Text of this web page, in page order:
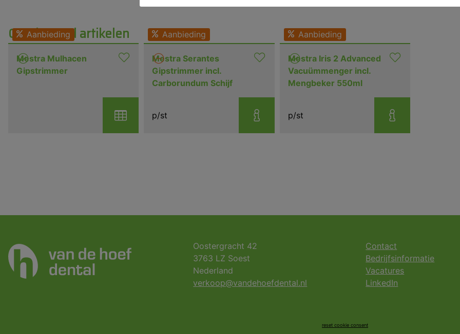
Gerelateerd artikelen
Aanbieding
Mestra Mulhacen
Gipstrimmer
Aanbieding
Mestra Serantes
Gipstrimmer incl.
Carborundum Schijf
p/st
Aanbieding
Mestra Iris 2 Advanced
Vacuümmenger incl.
Mengbeker 550ml
p/st
Oostergracht 42
3763 LZ Soest
Nederland
verkoop@vandehoefdental.nl
Contact
Bedrijfsinformatie
Vacatures
LinkedIn
reset cookie consent